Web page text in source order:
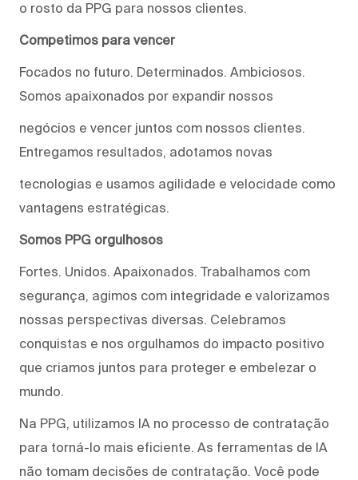
o rosto da PPG para nossos clientes.
Competimos para vencer
Focados no futuro. Determinados. Ambiciosos.
Somos apaixonados por expandir nossos
negócios e vencer juntos com nossos clientes.
Entregamos resultados, adotamos novas
tecnologias e usamos agilidade e velocidade como
vantagens estratégicas.
Somos PPG orgulhosos
Fortes. Unidos. Apaixonados. Trabalhamos com
segurança, agimos com integridade e valorizamos
nossas perspectivas diversas. Celebramos
conquistas e nos orgulhamos do impacto positivo
que criamos juntos para proteger e embelezar o
mundo.
Na PPG, utilizamos IA no processo de contratação
para torná-lo mais eficiente. As ferramentas de IA
não tomam decisões de contratação. Você pode